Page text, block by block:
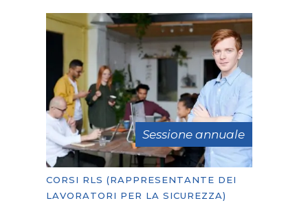
Sessione annuale
CORSI RLS (RAPPRESENTANTE DEI
LAVORATORI PER LA SICUREZZA)